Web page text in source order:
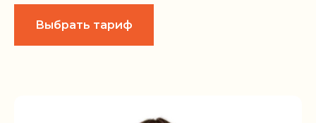
Выбрать тариф